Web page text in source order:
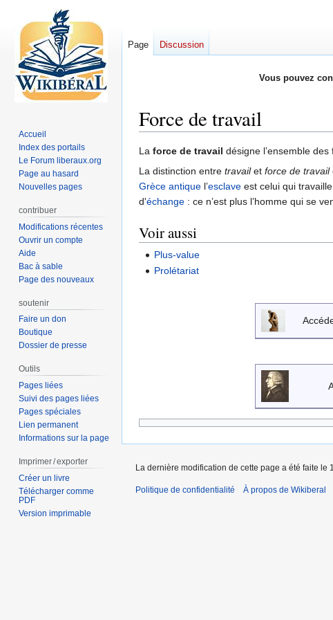
Vous pouvez
Force de travail
Aller
à
la
navigation
Aller
à
la
recherche
La force de travail désigne l’ensemble
La distinction entre travailet force de travail
Grèce antique l’esclave est celui qui
d'échange : ce n’est plus l’homme qui se
Voir aussi
Plus-value
Prolétariat
Page Discussion
Accueil
Index des portails
Le Forum liberaux.org
Page au hasard
Nouvelles pages
contribuer
Modifications récentes
Ouvrir un compte
Aide
Bac à sable
Page des nouveaux
soutenir
Faire un don
Boutique
Dossier de presse
Outils
Pages liées
Suivi des pages liées
Pages spéciales
Lien permanent
Informations sur la page
Imprimer / exporter
Créer un livre
Télécharger comme
PDF
Version imprimable
La dernière modification de cette page a été faite le
Politique de confidentialité À propos de Wikiberal